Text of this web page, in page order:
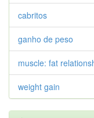
cabritos
ganho de peso
muscle: fat
weight gain